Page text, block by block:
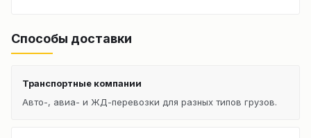
Способы доставки
Транспортные компании
Авто-, авиа- и ЖД-перевозки для разных типов грузов.